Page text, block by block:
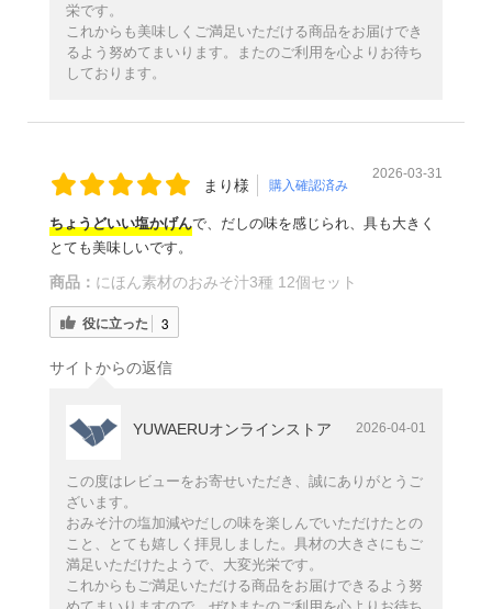
栄です。
これからも美味しくご満足いただける商品をお届けでき
るよう努めてまいります。またのご利用を心よりお待ち
しております。
まり様 購入確認済み
2026-03-31
ちょうどいい塩かげんで、だしの味を感じられ、具も大きく
とても美味しいです。
商品： にほん素材のおみそ汁3種 12個セット
役に立った 3
サイトからの返信
YUWAERUオンラインストア 2026-04-01
この度はレビューをお寄せいただき、誠にありがとうご
ざいます。
おみそ汁の塩加減やだしの味を楽しんでいただけたとの
こと、とても嬉しく拝見しました。具材の大きさにもご
満足いただけたようで、大変光栄です。
これからもご満足いただける商品をお届けできるよう努